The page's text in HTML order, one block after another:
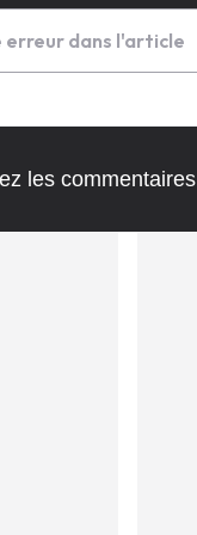
erreur dans l'article
les commentaires